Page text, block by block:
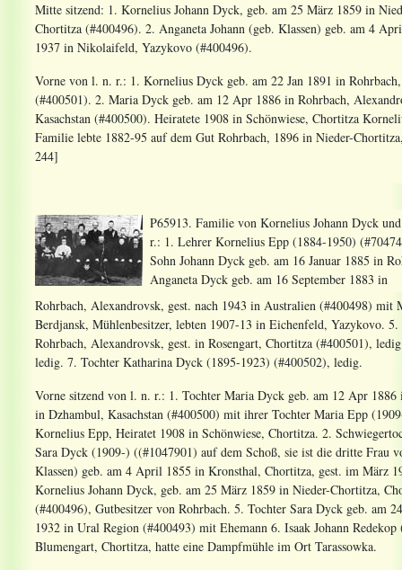
Mitte sitzend: 1. Kornelius Johann Dyck, geb. am 25 März 1859 in
Chortitza (#400496). 2. Anganeta Johann (geb. Klassen) geb. am 4
1937 in Nikolaifeld, Yazykovo (#400496).
Vorne von l. n. r.: 1. Kornelius Dyck geb. am 22 Jan 1891 in
(#400501). 2. Maria Dyck geb. am 12 Apr 1886 in Rohrbach,
Kasachstan (#400500). Heiratete 1908 in Schönwiese, Chortitza
Familie lebte 1882-95 auf dem Gut Rohrbach, 1896 in Nieder-
244]
P65913. Familie von Kornelius Johann Dyck
r.: 1. Lehrer Kornelius Epp (1884-1950)
Sohn Johann Dyck geb. am 16 Januar 1885 in
Anganeta Dyck geb. am 16 September 1883 in
Rohrbach, Alexandrovsk, gest. nach 1943 in Australien (#400498) mit
Berdjansk, Mühlenbesitzer, lebten 1907-13 in Eichenfeld, Yazykovo.
Rohrbach, Alexandrovsk, gest. in Rosengart, Chortitza (#400501),
ledig. 7. Tochter Katharina Dyck (1895-1923) (#400502), ledig.
Vorne sitzend von l. n. r.: 1. Tochter Maria Dyck geb. am 12 Apr 1886
in Dzhambul, Kasachstan (#400500) mit ihrer Tochter Maria Epp
Kornelius Epp, Heiratet 1908 in Schönwiese, Chortitza. 2.
Sara Dyck (1909-) ((#1047901) auf dem Schoß, sie ist die dritte Frau
Klassen) geb. am 4 April 1855 in Kronsthal, Chortitza, gest. im März
Kornelius Johann Dyck, geb. am 25 März 1859 in Nieder-Chortitza,
(#400496), Gutbesitzer von Rohrbach. 5. Tochter Sara Dyck geb. am
1932 in Ural Region (#400493) mit Ehemann 6. Isaak Johann
Blumengart, Chortitza, hatte eine Dampfmühle im Ort Tarassowka.